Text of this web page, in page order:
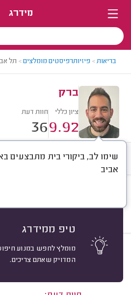
מידרג
בריאות> פיזיותרפיסטים מומלצים> תל
ברק
ציון כללי
9.92
חוות דעת
36
שימו לב, ביקורי בית מתבצעים
אביב
טיפ ממידרג
מומלץ לחפש במנוע
המדויק שאתם צריכים.
חוות דעת
ארבל י. תל אביב.
אשרור: 24/05/2026
10